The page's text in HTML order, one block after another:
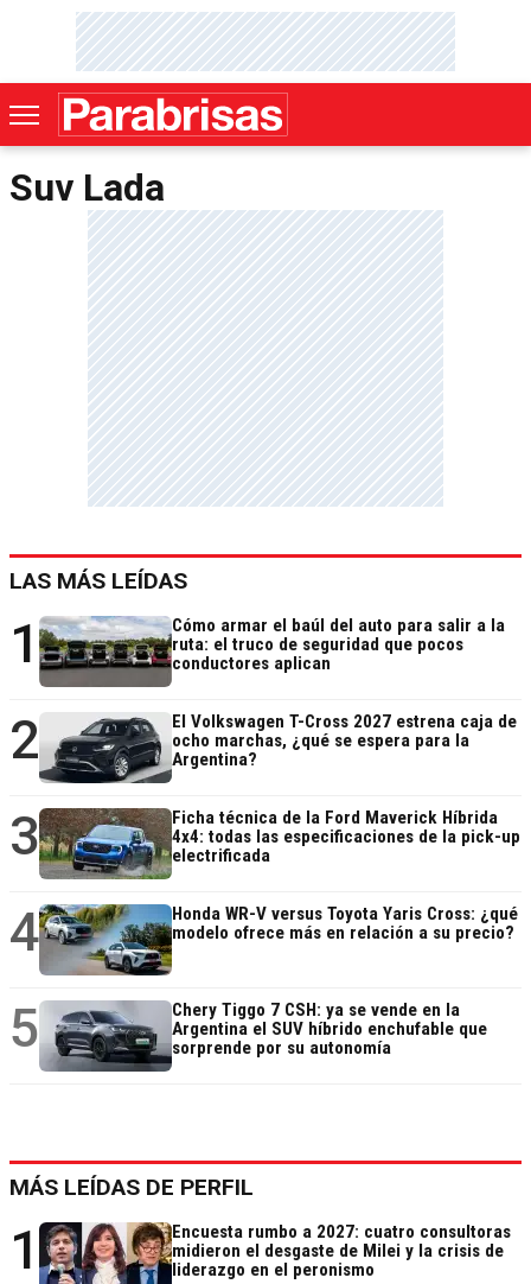
Suv Lada
LAS MÁS LEÍDAS
1
Cómo armar el baúl del auto para salir a la
ruta: el truco de seguridad que pocos
conductores aplican
2
El Volkswagen T-Cross 2027 estrena caja de
ocho marchas, ¿qué se espera para la
Argentina?
3
Ficha técnica de la Ford Maverick Híbrida
4x4: todas las especificaciones de la pick-up
electrificada
4
Honda WR-V versus Toyota Yaris Cross: ¿qué
modelo ofrece más en relación a su precio?
5
Chery Tiggo 7 CSH: ya se vende en la
Argentina el SUV híbrido enchufable que
sorprende por su autonomía
MÁS LEÍDAS DE PERFIL
1
Encuesta rumbo a 2027: cuatro consultoras
midieron el desgaste de Milei y la crisis de
liderazgo en el peronismo